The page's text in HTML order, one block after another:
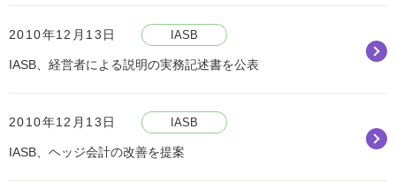
2010年12月13日 IASB
IASB、経営者による説明の実務記述書を公表
2010年12月13日 IASB
IASB、ヘッジ会計の改善を提案